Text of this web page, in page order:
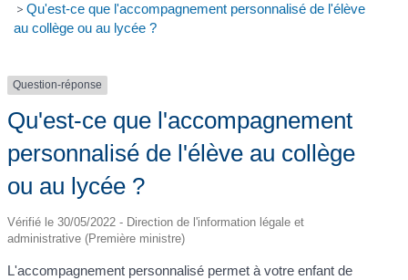
> Qu'est-ce que l'accompagnement personnalisé de l'élève
au collège ou au lycée ?
Question-réponse
Qu'est-ce que l'accompagnement
personnalisé de l'élève au collège
ou au lycée ?
Vérifié le 30/05/2022 - Direction de l'information légale et
administrative (Première ministre)
L'accompagnement personnalisé permet à votre enfant de